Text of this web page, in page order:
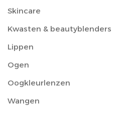
Skincare
Kwasten & beautyblenders
Lippen
Ogen
Oogkleurlenzen
Wangen